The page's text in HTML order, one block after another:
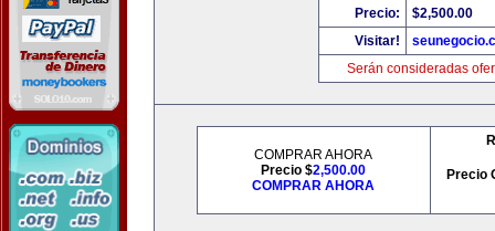
Precio:
$2,500.00
Visitar!
Serán consideradas
COMPRAR AHORA
Precio $2,500.00
COMPRAR AHORA
Precio